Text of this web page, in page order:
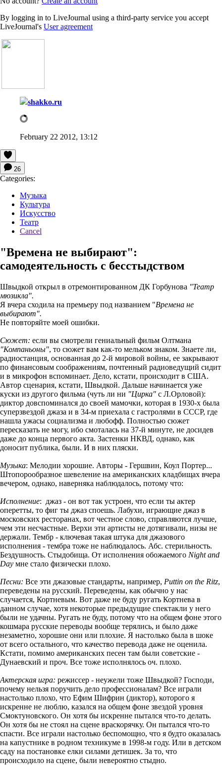
By logging in to LiveJournal using a third-party service you accept
LiveJournal's User agreement
shakko.ru
February 22 2012, 13:12
26
Categories:
Музыка
Культура
Искусство
Театр
Cancel
"Времена не выбирают":
самодеятельность с бесстыдством
Швыдкой открыл в отремонтированном ДК Горбунова "Театр
мюзикла".
Я вчера сходила на премьеру под названием "Времена не
выбирают".
Не повторяйте моей ошибки.
Сюжет: если вы смотрели гениальный фильм Олтмана
"Компаньоны", то сюжет вам как-то мельком знаком. Знаете ли,
радиостанция, основанная до 2-й мировой войны, ее закрывают
по финансовым соображениям, почтенный радиоведущий сидит
и в микрофон вспоминает. Дело, кстати, происходит в США.
Автор сценария, кстати, Швыдкой. Дальше начинается уже
куски из другого фильма (чуть ли ни "Цирка" с Л.Орловой):
диктор довспоминался до своей мамочки, которая в 1930-х была
суперзвездой джаза и в 34-м приехала с гастролями в СССР, где
нашла ужасы социализма и любофф. Полностью сюжет
пересказать не могу, ибо смоталась на 37-й минуте, не досидев
даже до конца первого акта. Застенки НКВД, однако, как
доносит публика, были. И в них пляски.
Музыка: Мелодии хорошие. Авторы - Гершвин, Коул Портер...
Штопорообразное шевеление на американских кладбищах вчера
вечером, однако, наверняка наблюдалось, потому что:
Исполнение: джаз - он вот так устроен, что если ты актер
оперетты, то фиг ты джаз споешь. Лабухи, играющие джаз в
московских ресторанах, вот честное слово, справляются лучше,
чем эти несчастные. Верхи эти артисты не дотягивали, низы не
держали. Тембр - ключевая такая штука для джазового
исполнения - тембра тоже не наблюдалось. Абс. стерильность.
Бездушность. Стыдобища. От исполнения обожаемого Night and
Day мне стало физически плохо.
Песни: Все эти джазовые стандарты, например, Puttin on the Ritz,
переведены на русский. Переведены, как обычно у нас
случается, Кортневым. Вот даже не буду ругать Кортнева в
данном случае, хотя некоторые предыдущие спектакли у него
были не удачны. Ругать не буду, потому что на общем фоне этого
кошмара русские переводы вообще терялись, и было даже
незаметно, хорошие они или плохие. Я настолько была в шоке
от всего остального, что качество перевода даже не оценила.
Кстати, помимо американских песен там были советские -
Дунаевский и проч. Все тоже исполнялось оч. плохо.
Актерская игра: режиссер - неужели тоже Швыдкой? Господи,
почему нельзя поручить дело профессионалам? Все играли
настолько плохо, что Ефим Шифрин (диктор), которого я
искренне не люблю, казался на общем фоне звездой уровня
Смоктуновского. Он хотя бы искренне пытался что-то делать.
Он хотя бы не стоял на сцене враскорячку. Он пытался что-то
спасти. Все играли настолько беспомощно, что я будто оказалась
на капустнике в родном техникуме в 1998-м году. Или в детском
саду на постановке елки силами детишек. За то, что
происходило на сцене, были невероятно стыдно.